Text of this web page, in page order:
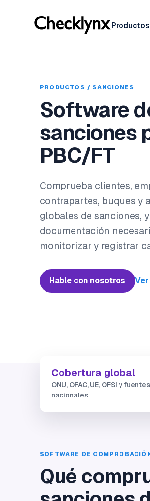
Productos
PRODUCTOS / SANCIONES
Software
sanciones
PBC/FT
Comprueba clientes,
contrapartes, buques y
globales de sanciones,
documentación
monitorizar y registrar
Hable con nosotros
Cobertura global
ONU, OFAC, UE, OFSI y fuentes
nacionales
SOFTWARE DE
Qué